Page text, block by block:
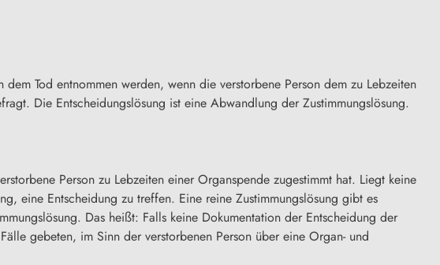
Tod entnommen werden, wenn die verstorbene Person dem zu Lebzeiten
Die Entscheidungslösung ist eine Abwandlung der Zustimmungslösung.
Person zu Lebzeiten einer Organspende zugestimmt hat. Liegt keine
eine Entscheidung zu treffen. Eine reine Zustimmungslösung gibt es
Das heißt: Falls keine Dokumentation der Entscheidung der
gebeten, im Sinn der verstorbenen Person über eine Organ- und